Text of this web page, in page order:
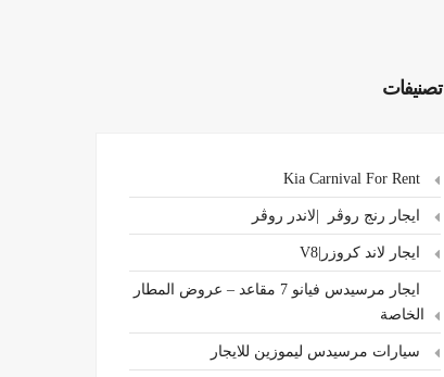
تصنيفات
ايجار رنج روڤر |لاندر روڤر
ايجار لاند كروزر|V8
ايجار مرسيدس فيانو 7 مقاعد – عروض المطار
الخاصة
سيارات مرسيدس ليموزين للايجار